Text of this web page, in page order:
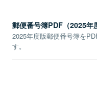
郵便番号簿PDF（2025年
2025年度版郵便番号簿を
す。